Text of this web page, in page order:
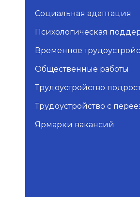
Социальная адаптация
Психологическая
Временное
Общественные работы
Трудоустройство
Трудоустройство с
Ярмарки вакансий